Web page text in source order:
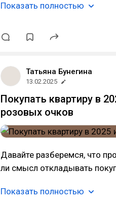
Показать полностью
Татьяна Бунегина
13.02.2025
Покупать квартиру в
розовых очков
Давайте разберемся, что
ли смысл откладывать
Показать полностью